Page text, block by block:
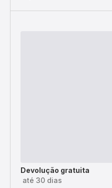
Devolução gratuita
até 30 dias